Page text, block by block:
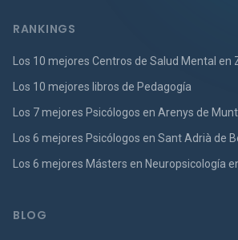
RANKINGS
Los 10 mejores Centros de Salud Mental en
Los 10 mejores libros de Pedagogía
Los 7 mejores Psicólogos en Arenys de Munt
Los 6 mejores Psicólogos en Sant Adrià de
Los 6 mejores Másters en Neuropsicología
BLOG